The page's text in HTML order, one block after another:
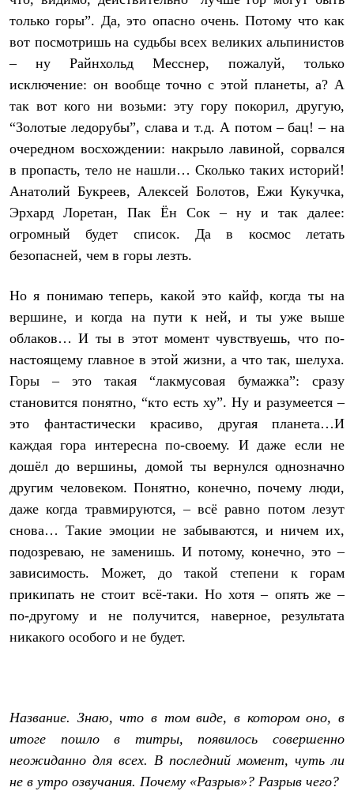
только горы”. Да, это опасно очень. Потому что как
вот посмотришь на судьбы всех великих альпинистов
– ну Райнхольд Месснер, пожалуй, только
исключение: он вообще точно с этой планеты, а? А
так вот кого ни возьми: эту гору покорил, другую,
“Золотые ледорубы”, слава и т.д. А потом – бац! – на
очередном восхождении: накрыло лавиной, сорвался
в пропасть, тело не нашли… Сколько таких историй!
Анатолий Букреев, Алексей Болотов, Ежи Кукучка,
Эрхард Лоретан, Пак Ён Сок – ну и так далее:
огромный будет список. Да в космос летать
безопасней, чем в горы лезть.
Но я понимаю теперь, какой это кайф, когда ты на
вершине, и когда на пути к ней, и ты уже выше
облаков… И ты в этот момент чувствуешь, что по-
настоящему главное в этой жизни, а что так, шелуха.
Горы – это такая “лакмусовая бумажка”: сразу
становится понятно, “кто есть ху”. Ну и разумеется –
это фантастически красиво, другая планета…И
каждая гора интересна по-своему. И даже если не
дошёл до вершины, домой ты вернулся однозначно
другим человеком. Понятно, конечно, почему люди,
даже когда травмируются, – всё равно потом лезут
снова… Такие эмоции не забываются, и ничем их,
подозреваю, не заменишь. И потому, конечно, это –
зависимость. Может, до такой степени к горам
прикипать не стоит всё-таки. Но хотя – опять же –
по-другому и не получится, наверное, результата
никакого особого и не будет.
Название. Знаю, что в том виде, в котором оно, в
итоге пошло в титры, появилось совершенно
неожиданно для всех. В последний момент, чуть ли
не в утро озвучания. Почему «Разрыв»? Разрыв чего?